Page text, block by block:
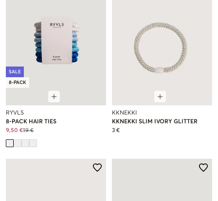
SALE
8-PACK
RYVLS
8-PACK HAIR TIES
9,50 €19 €
KKNEKKI
KKNEKKI SLIM IVORY GLITTER
3 €